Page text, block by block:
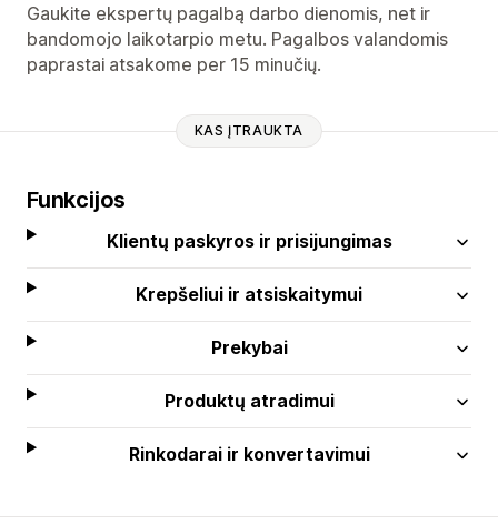
Gaukite ekspertų pagalbą darbo dienomis, net ir
bandomojo laikotarpio metu. Pagalbos valandomis
paprastai atsakome per 15 minučių.
KAS ĮTRAUKTA
Funkcijos
Klientų paskyros ir prisijungimas
Krepšeliui ir atsiskaitymui
Prekybai
Produktų atradimui
Rinkodarai ir konvertavimui